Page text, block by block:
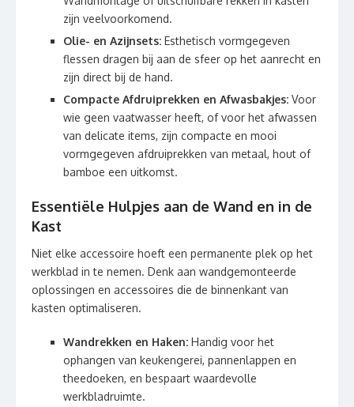
zijn veelvoorkomend.
Olie- en Azijnsets: Esthetisch vormgegeven
flessen dragen bij aan de sfeer op het aanrecht en
zijn direct bij de hand.
Compacte Afdruiprekken en Afwasbakjes: Voor
wie geen vaatwasser heeft, of voor het afwassen
van delicate items, zijn compacte en mooi
vormgegeven afdruiprekken van metaal, hout of
bamboe een uitkomst.
Essentiële Hulpjes aan de Wand en in de
Kast
Niet elke accessoire hoeft een permanente plek op het
werkblad in te nemen. Denk aan wandgemonteerde
oplossingen en accessoires die de binnenkant van
kasten optimaliseren.
Wandrekken en Haken: Handig voor het
ophangen van keukengerei, pannenlappen en
theedoeken, en bespaart waardevolle
werkbladruimte.